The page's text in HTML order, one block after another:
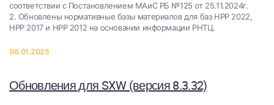
соответствии с Постановлением МАиС РБ №125 от 25.11.2024г.
2. Обновлены нормативные базы материалов для баз НРР 2022,
НРР 2017 и НРР 2012 на основании информации РНТЦ.
08.01.2025
Обновления для SXW (версия 8.3.32)